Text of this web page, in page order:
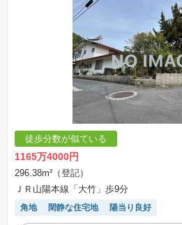
徒歩分数が似ている
1165万4000円
296.38m²（登記）
ＪＲ山陽本線「大竹」歩9分
角地 閑静な住宅地 陽当り良好